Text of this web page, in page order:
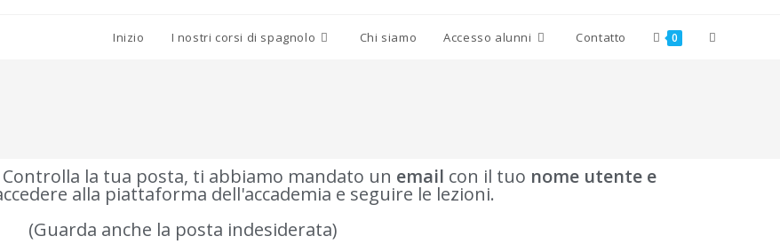
Inizio I nostri corsi di spagnolo Chi siamo Accesso alunni Contatto 0
Controlla la tua posta, ti abbiamo mandato un email con il tuo nome utente e
alla piattaforma dell'accademia e seguire le lezioni.
(Guarda anche la posta indesiderata)